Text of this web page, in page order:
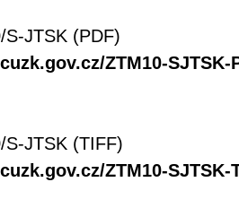
JTSK (PDF)
ZTM10-SJTSK-
JTSK (TIFF)
ZTM10-SJTSK-